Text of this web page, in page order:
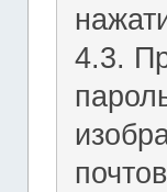
4.3.